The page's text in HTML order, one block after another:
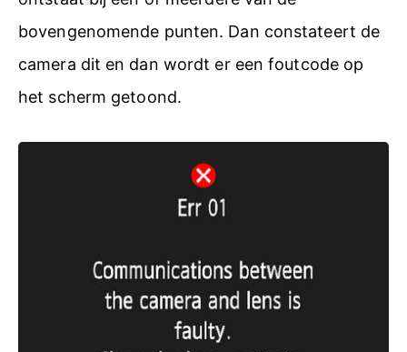
bovengenomende punten. Dan constateert de
camera dit en dan wordt er een foutcode op
het scherm getoond.